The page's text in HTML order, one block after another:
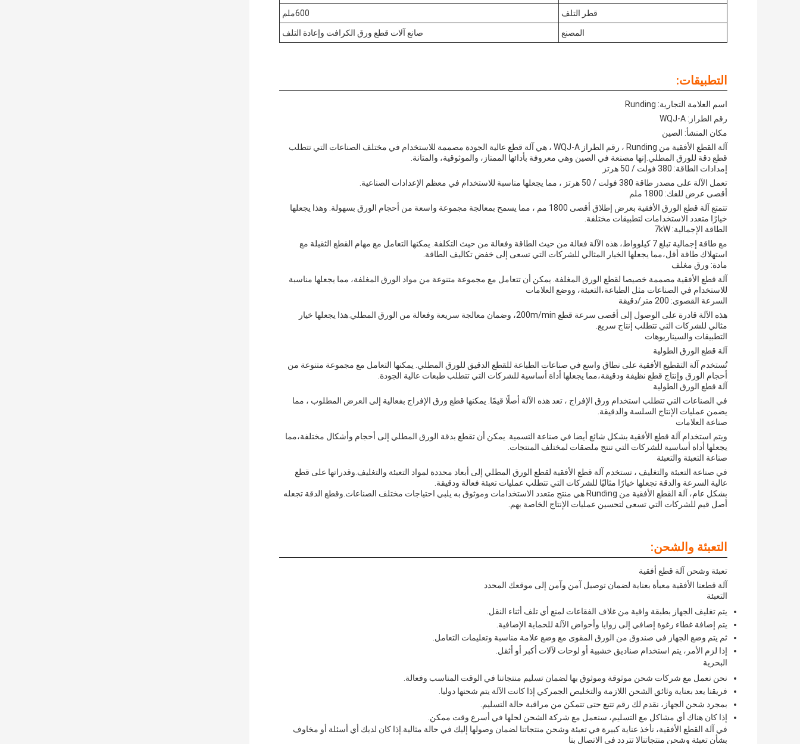
قطر التلف 600ملم
المصنع صانع آلات قطع ورق الكرافت وإعادة التلف
التطبيقات:
اسم العلامة التجارية: Runding
رقم الطراز: WQJ-A
مكان المنشأ: الصين
آلة القطع الأفقية من Runding ، رقم الطراز WQJ-A ، هي آلة قطع عالية الجودة مصممة للاستخدام في مختلف الصناعات التي تتطلب
قطع دقة للورق المطلي.إنها مصنعة في الصين وهي معروفة بأدائها الممتاز، والموثوقية، والمتانة.
إمدادات الطاقة: 380 فولت / 50 هرتز
تعمل الآلة على مصدر طاقة 380 فولت / 50 هرتز ، مما يجعلها مناسبة للاستخدام في معظم الإعدادات الصناعية.
أقصى عرض للفك: 1800 ملم
تتمتع آلة قطع الورق الأفقية بعرض إطلاق أقصى 1800 مم ، مما يسمح بمعالجة مجموعة واسعة من أحجام الورق بسهولة. وهذا يجعلها
خيارًا متعدد الاستخدامات لتطبيقات مختلفة.
الطاقة الإجمالية: 7kW
مع طاقة إجمالية تبلغ 7 كيلوواط، هذه الآلة فعالة من حيث الطاقة وفعالة من حيث التكلفة. يمكنها التعامل مع مهام القطع الثقيلة مع
استهلاك طاقة أقل،مما يجعلها الخيار المثالي للشركات التي تسعى إلى خفض تكاليف الطاقة.
مادة: ورق مغلف
آلة قطع الأفقية مصممة خصيصا لقطع الورق المغلفة. يمكن أن تتعامل مع مجموعة متنوعة من مواد الورق المغلفة، مما يجعلها مناسبة
للاستخدام في الصناعات مثل الطباعة،التعبئة، ووضع العلامات
السرعة القصوى: 200 متر/دقيقة
هذه الآلة قادرة على الوصول إلى أقصى سرعة قطع 200m/min، وضمان معالجة سريعة وفعالة من الورق المطلي.هذا يجعلها خيار
مثالي للشركات التي تتطلب إنتاج سريع.
التطبيقات والسيناريوهات
آلة قطع الورق الطولية
تُستخدم آلة التقطيع الأفقية على نطاق واسع في صناعات الطباعة للقطع الدقيق للورق المطلي. يمكنها التعامل مع مجموعة متنوعة من
أحجام الورق وإنتاج قطع نظيفة ودقيقة،مما يجعلها أداة أساسية للشركات التي تتطلب طبعات عالية الجودة.
آلة قطع الورق الطولية
في الصناعات التي تتطلب استخدام ورق الإفراج ، تعد هذه الآلة أصلًا قيمًا. يمكنها قطع ورق الإفراج بفعالية إلى العرض المطلوب ، مما
يضمن عمليات الإنتاج السلسة والدقيقة.
صناعة العلامات
ويتم استخدام آلة قطع الأفقية بشكل شائع أيضا في صناعة التسمية. يمكن أن تقطع بدقة الورق المطلي إلى أحجام وأشكال مختلفة،مما
يجعلها أداة أساسية للشركات التي تنتج ملصقات لمختلف المنتجات.
صناعة التعبئة والتعبئة
في صناعة التعبئة والتغليف ، تستخدم آلة قطع الأفقية لقطع الورق المطلي إلى أبعاد محددة لمواد التعبئة والتغليف.وقدراتها على قطع
عالية السرعة والدقة تجعلها خيارًا مثاليًا للشركات التي تتطلب عمليات تعبئة فعالة ودقيقة.
بشكل عام، آلة القطع الأفقية من Runding هي منتج متعدد الاستخدامات وموثوق به يلبي احتياجات مختلف الصناعات.وقطع الدقة تجعله
أصل قيم للشركات التي تسعى لتحسين عمليات الإنتاج الخاصة بهم.
التعبئة والشحن:
تعبئة وشحن آلة قطع أفقية
آلة قطعنا الأفقية معبأة بعناية لضمان توصيل آمن وآمن إلى موقعك المحدد
التعبئة
يتم تغليف الجهاز بطبقة واقية من غلاف الفقاعات لمنع أي تلف أثناء النقل.
يتم إضافة غطاء رغوة إضافي إلى زوايا وأحواض الآلة للحماية الإضافية.
ثم يتم وضع الجهاز في صندوق من الورق المقوى مع وضع علامة مناسبة وتعليمات التعامل.
إذا لزم الأمر، يتم استخدام صناديق خشبية أو لوحات لآلات أكبر أو أثقل.
البحرية
نحن نعمل مع شركات شحن موثوقة وموثوق بها لضمان تسليم منتجاتنا في الوقت المناسب وفعالة.
فريقنا يعد بعناية وثائق الشحن اللازمة والتخليص الجمركي إذا كانت الآلة يتم شحنها دوليا.
بمجرد شحن الجهاز، نقدم لك رقم تتبع حتى تتمكن من مراقبة حالة التسليم.
إذا كان هناك أي مشاكل مع التسليم، سنعمل مع شركة الشحن لحلها في أسرع وقت ممكن.
في آلة القطع الأفقية، نأخذ عناية كبيرة في تعبئة وشحن منتجاتنا لضمان وصولها إليك في حالة مثالية.إذا كان لديك أي أسئلة أو مخاوف
بشأن تعبئة وشحن منتجاتنالا تتردد في الاتصال بنا